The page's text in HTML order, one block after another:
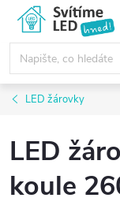
obsah
LED žárovky
LED
koule